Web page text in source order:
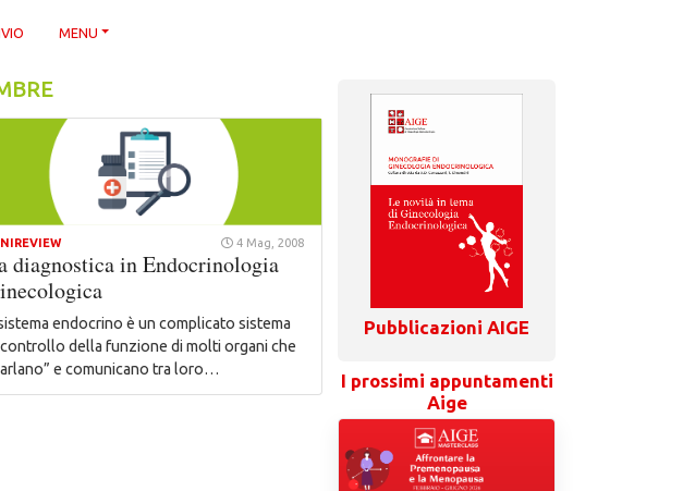
MENU
4 Mag, 2008
diagnostica in Endocrinologia
endocrino è un complicato sistema
della funzione di molti organi che
e comunicano tra loro…
Pubblicazioni AIGE
I prossimi appuntamenti
Aige